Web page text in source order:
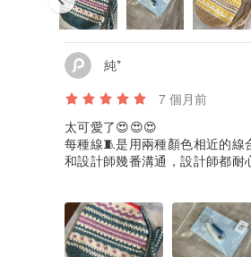
純*
7 個月前
太可愛了😍😍😍
每種線🧵是用兩種顏色相近的
和設計師幾番溝通，設計師都